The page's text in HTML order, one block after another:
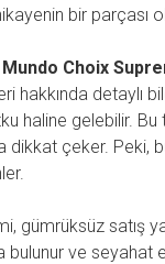
bir parçası
Choix
hakkında detaylı
haline gelebilir.
dikkat çeker. Peki,
gümrüksüz satış
bulunur ve seyahat